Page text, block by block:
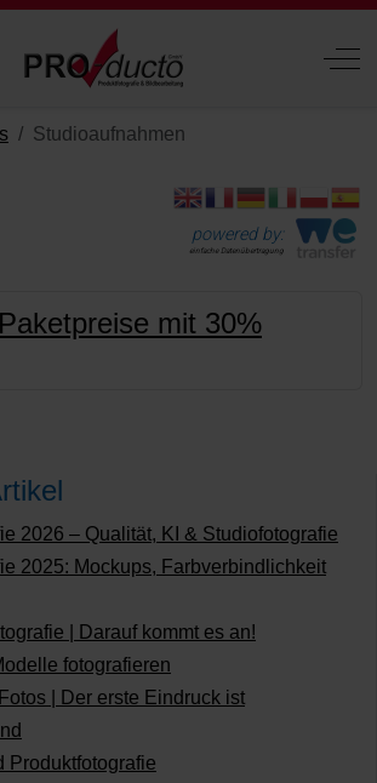
Off-
Studioaufnahmen
powered by:
einfache Datenübertragung
mit 30%
2026 – Qualität, KI & Studiofotografie
2025: Mockups, Farbverbindlichkeit
| Darauf kommt es an!
fotografieren
| Der erste Eindruck ist
Produktfotografie